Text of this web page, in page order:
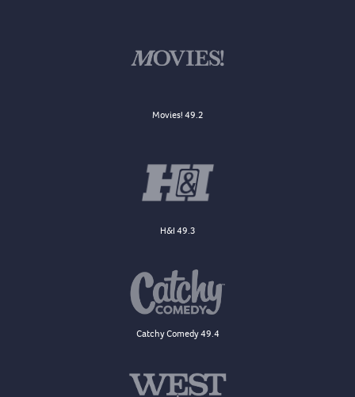
Movies! 49.2
H&I 49.3
Catchy Comedy 49.4